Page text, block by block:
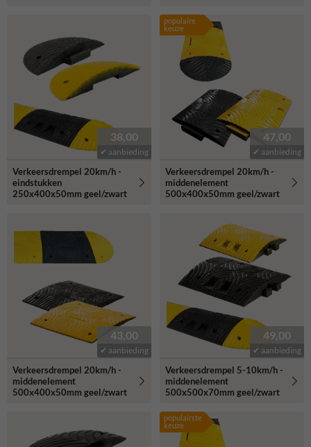
38,00
✔ aanbieding
Verkeersdrempel 20km/h -
eindstukken
250x400x50mm geel/zwart
populaire
keuze
47,00
✔ aanbieding
Verkeersdrempel 20km/h -
middenelement
500x400x50mm geel/zwart
43,00
✔ aanbieding
Verkeersdrempel 20km/h -
middenelement
500x400x50mm geel/zwart
49,00
✔ aanbieding
Verkeersdrempel 5-10km/h -
middenelement
500x500x70mm geel/zwart
populairste
keuze